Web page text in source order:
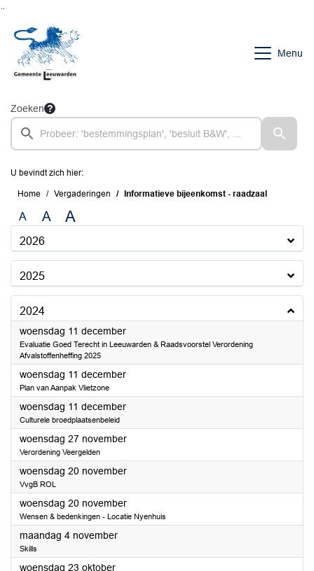
Menu
Zoeken
U bevindt zich hier:
Home Vergaderingen Informatieve bijeenkomst - raadzaal
A A A
2026
2025
2024
woensdag 11 december2024
Evaluatie Goed Terecht in Leeuwarden & Raadsvoorstel Verordening
Afvalstoffenheffing 2025
woensdag 11 december2024
Plan van Aanpak Vlietzone
woensdag 11 december2024
Culturele broedplaatsenbeleid
woensdag 27 november2024
Verordening Veergelden
woensdag 20 november2024
VvgB ROL
woensdag 20 november2024
Wensen & bedenkingen - Locatie Nyenhuis
maandag 4 november2024
Skills
woensdag 23 oktober2024